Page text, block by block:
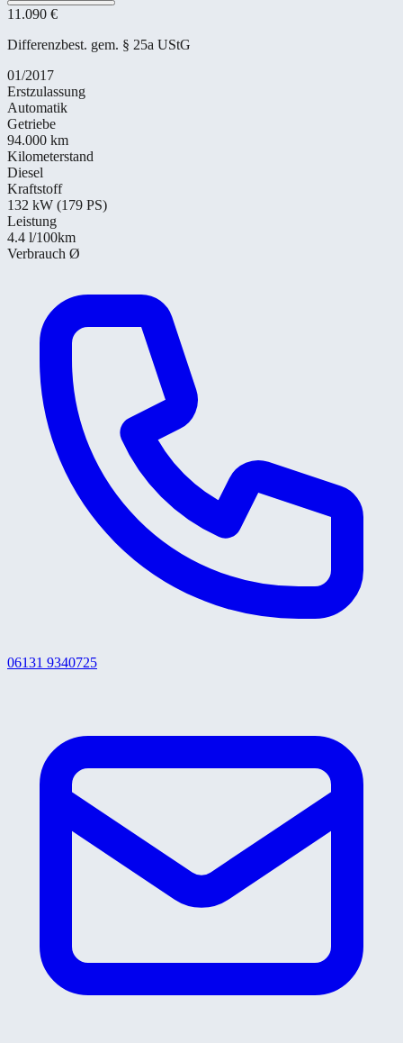
11.090 €
Differenzbest. gem. § 25a UStG
01/2017
Erstzulassung
Automatik
Getriebe
94.000 km
Kilometerstand
Diesel
Kraftstoff
132 kW (179 PS)
Leistung
4.4 l/100km
Verbrauch Ø
06131 9340725